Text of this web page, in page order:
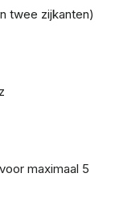
twee zijkanten)
maximaal 5